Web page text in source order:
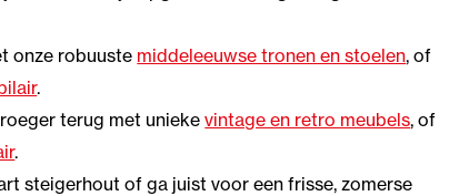
onze robuuste middeleeuwse tronen en stoelen, of
.
terug met uniekevintage en retro meubels, of
.
steigerhout of ga juist voor een frisse, zomerse